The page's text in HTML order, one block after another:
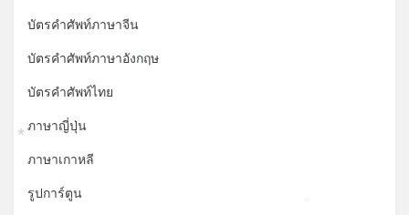
บัตรคำศัพท์ภาษาจีน
บัตรคำศัพท์ภาษาอังกฤษ
บัตรคำศัพท์ไทย
ภาษาญี่ปุ่น
ภาษาเกาหลี
รูปการ์ตูน